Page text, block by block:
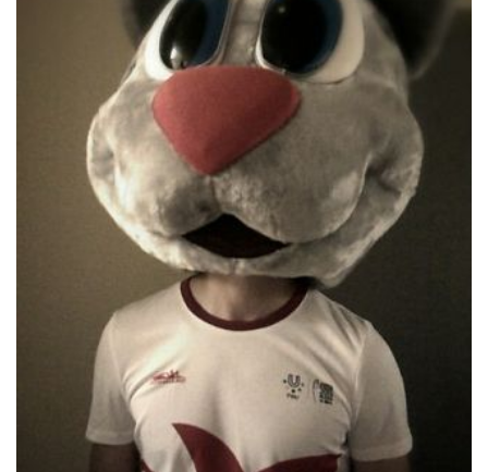
Новосибирская область (3)
Республика Башкортостан (3)
Республика Крым (1)
Республика Татарстан (2)
Ростовская область (2)
Самарская область (1)
Санкт-Петербург и ЛО (3)
Саратовская область (1)
Смоленская область (1)
Ставропольский край (5)
Томская область (1)
Тульская область (1)
Тюменская область (3)